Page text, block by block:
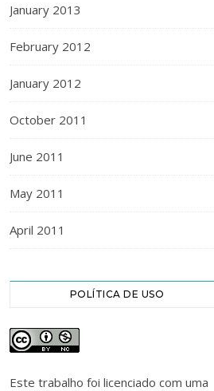
January 2013
February 2012
January 2012
October 2011
June 2011
May 2011
April 2011
POLÍTICA DE USO
Este trabalho foi licenciado com uma